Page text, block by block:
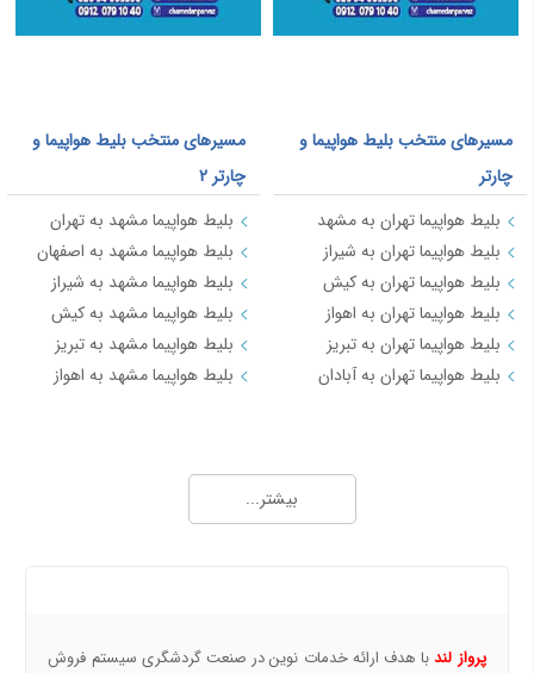
مسیرهای منتخب بلیط هواپیما و
چارتر
بلیط هواپیما تهران به مشهد
بلیط هواپیما تهران به شیراز
بلیط هواپیما تهران به کیش
بلیط هواپیما تهران به اهواز
بلیط هواپیما تهران به تبریز
بلیط هواپیما تهران به آبادان
مسیرهای منتخب بلیط هواپیما و
چارتر 2
بلیط هواپیما مشهد به تهران
بلیط هواپیما مشهد به اصفهان
بلیط هواپیما مشهد به شیراز
بلیط هواپیما مشهد به کیش
بلیط هواپیما مشهد به تبریز
بلیط هواپیما مشهد به اهواز
بلیط هواپیما کیش به تهران
بیشتر...
پرواز لندبا هدف ارائه خدمات نوین در صنعت گردشگری سیستم فروش